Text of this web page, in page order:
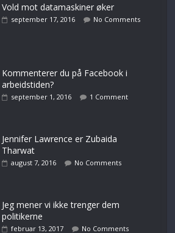
Vold mot datamaskiner øker
september 17, 2016 No Comments
Kommenterer du på Facebook i
arbeidstiden?
september 1, 2016 1 Comment
Jennifer Lawrence er Zubaida
Tharwat
august 7, 2016 No Comments
Jeg mener vi ikke trenger dem
politikerne
februar 13, 2017 No Comments